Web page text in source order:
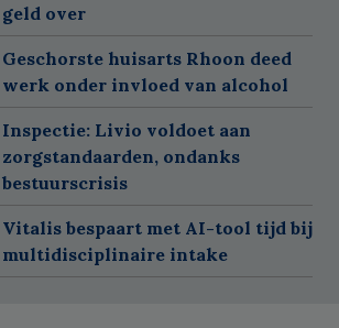
geld over
Geschorste huisarts Rhoon deed
werk onder invloed van alcohol
Inspectie: Livio voldoet aan
zorgstandaarden, ondanks
bestuurscrisis
Vitalis bespaart met AI-tool tijd bij
multidisciplinaire intake